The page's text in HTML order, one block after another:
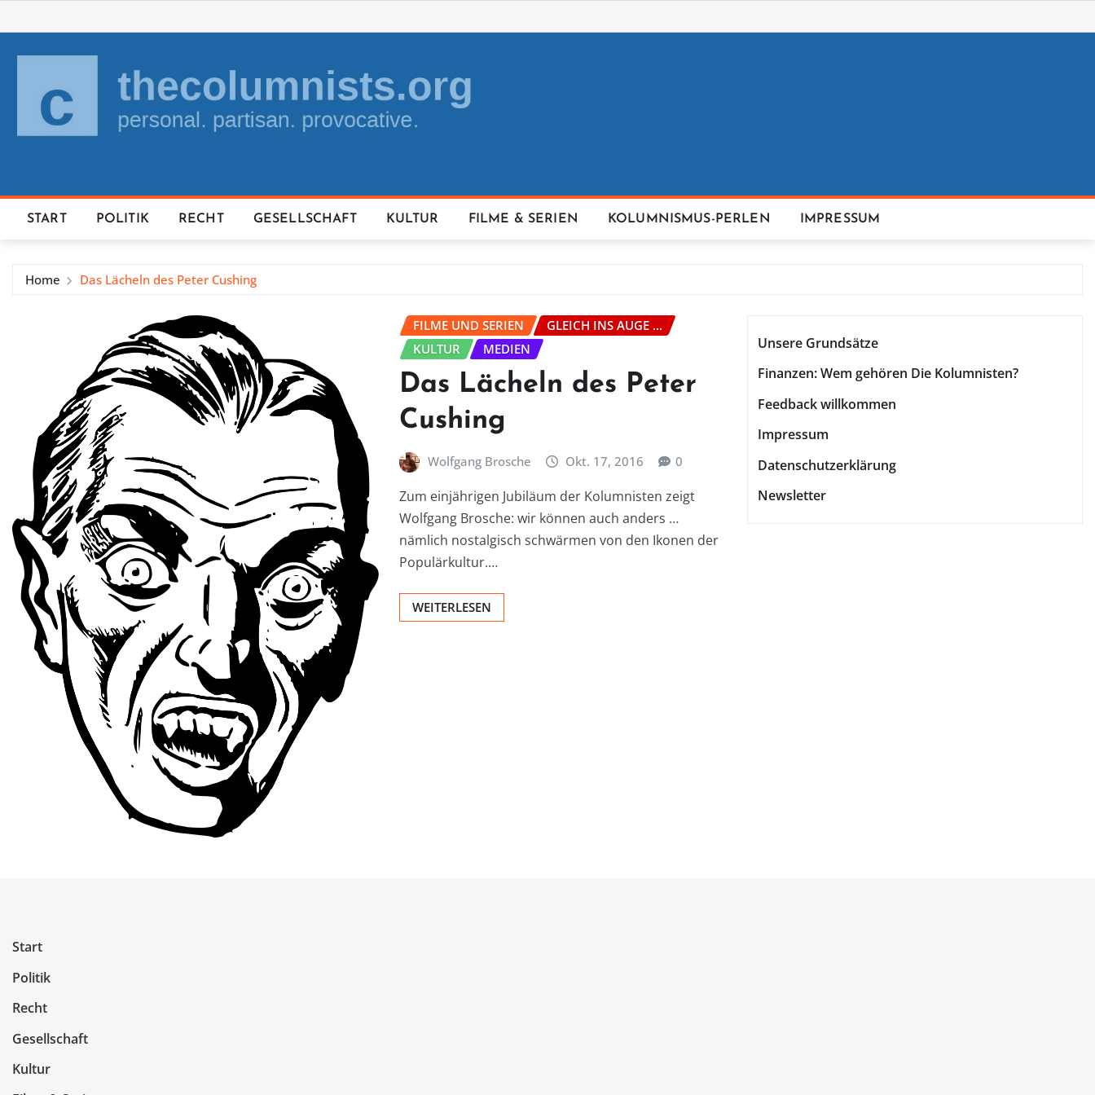
to
content
START POLITIK RECHT GESELLSCHAFT KULTUR FILME & SERIEN KOLUMNISMUS-PERLEN IMPRESSUM
Home Das Lächeln des Peter Cushing
FILME UND SERIEN
GLEICH INS AUGE ...
KULTUR
MEDIEN
Das Lächeln des Peter
Cushing
Wolfgang Brosche Okt. 17, 2016 0
Zum einjährigen Jubiläum der Kolumnisten zeigt
Wolfgang Brosche: wir können auch anders …
nämlich nostalgisch schwärmen von den Ikonen der
Populärkultur.…
WEITERLESEN
Unsere Grundsätze
Finanzen: Wem gehören Die Kolumnisten?
Feedback willkommen
Impressum
Datenschutzerklärung
Newsletter
Start
Politik
Recht
Gesellschaft
Kultur